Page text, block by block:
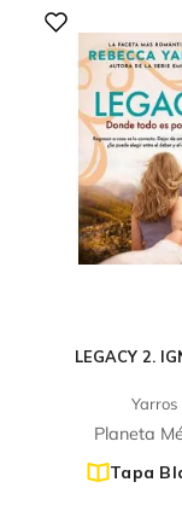
LEGACY 2.
Yarros
Planeta
Tapa